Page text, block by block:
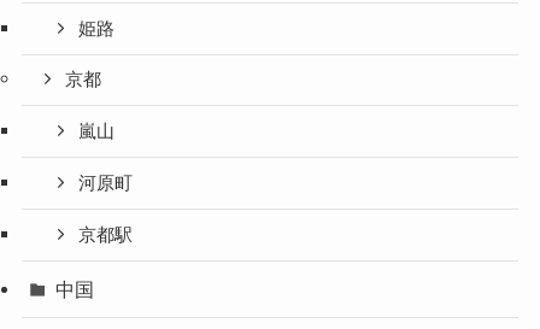
姫路
京都
嵐山
河原町
京都駅
中国